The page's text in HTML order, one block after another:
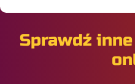
Sprawdź